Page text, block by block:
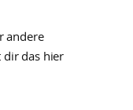
andere
das hier